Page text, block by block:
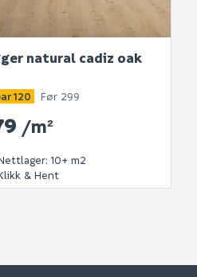
besvart.
et spørsmål til dette
natural cadiz oak
/m²
120 Før 299
: 10+ m2
& Hent